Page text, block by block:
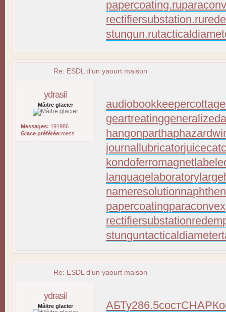
papercoating.ru
rectifiersubstation.ru
stungun.ru
Re: ESDL d’un yaourt maison
ydrasil
Mâitre glacier
Messages: 191986
Glace préférée:mess
audiobookkeeper
geartreating
hangonpart
journallubricator
kondoferromagnet
languagelaboratory
nameresolution
papercoating
rectifiersubstation
stunguntacticaldiameter
Re: ESDL d’un yaourt maison
ydrasil
Mâitre glacier АБТу286.5состCHAP